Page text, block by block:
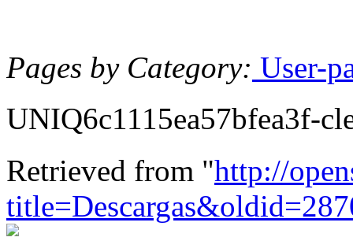
Pages by Category: User-
UNIQ6c1115ea57bfea3f-
Retrieved from "http://